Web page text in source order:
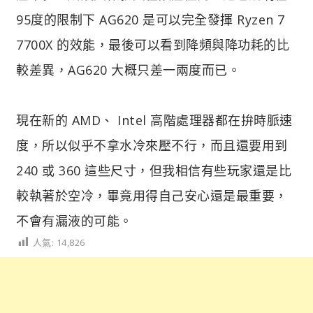
95度的限制下 AG620 是可以完全發揮 Ryzen 7
7700X 的效能，最後可以看到降頻與降功耗的比
較差異，AG620 大概只差一兩度而已。
現在新的 AMD、 Intel 高階處理器都在拚時脈速
度，所以似乎不拿水冷來壓不行，而且還要用到
240 或 360 這些尺寸，但我相信有些玩家還是比
較執著於空冷，畢竟用得自己安心還是最重要，
不會有漏液的可能。
人氣: 14,826